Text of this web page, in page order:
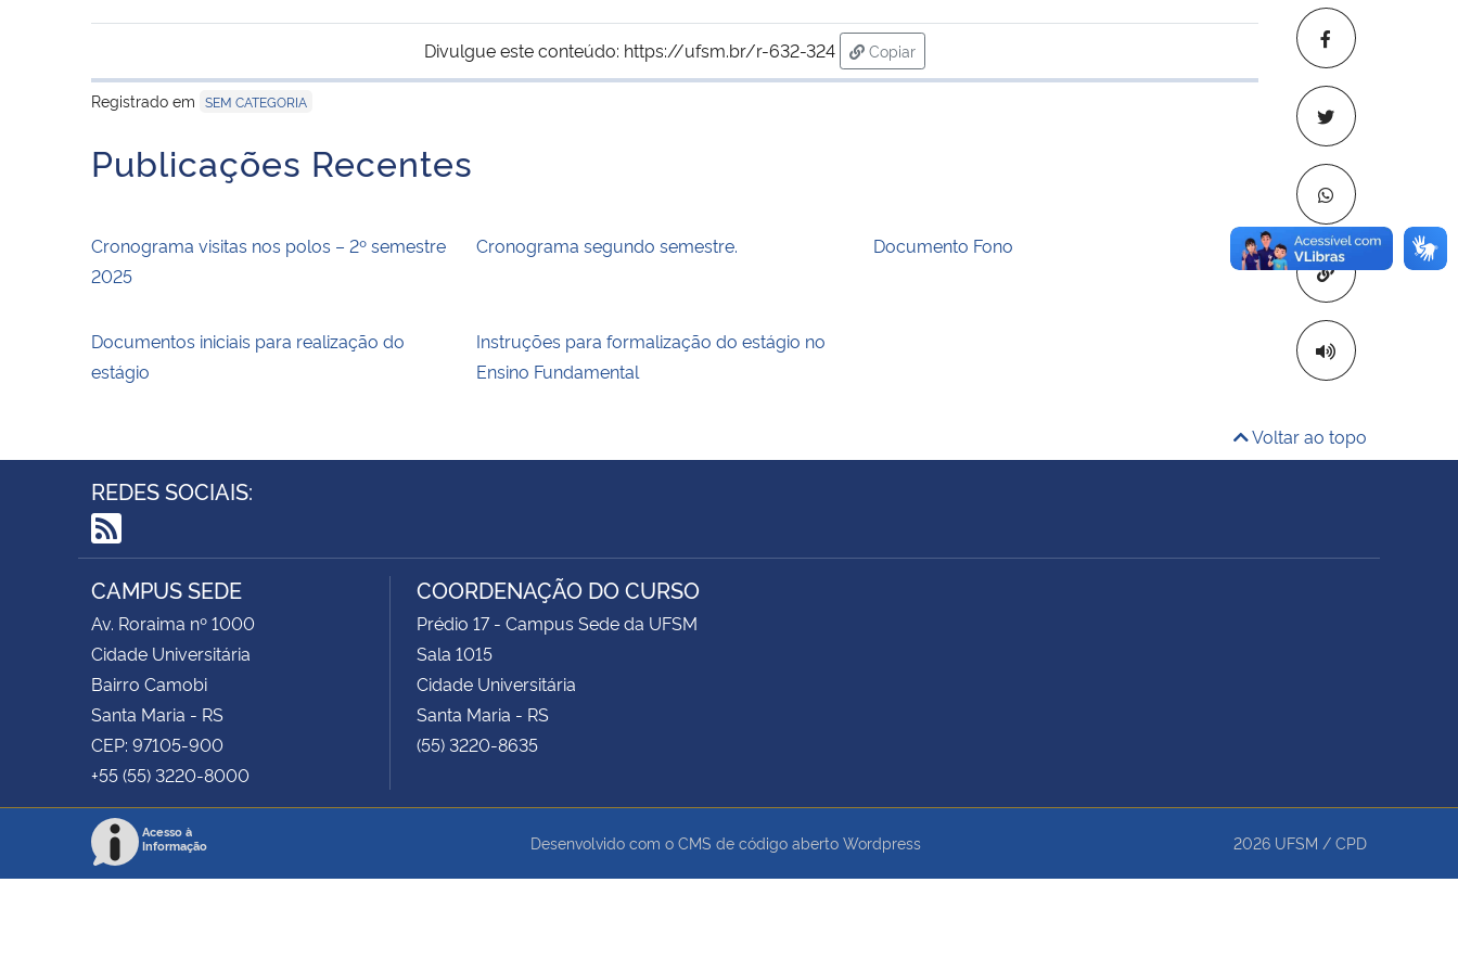
Copiar para
Divulgue este conteúdo: https://ufsm.br/r-632-324
Copiar
para área de transferência
Registrado em SEM CATEGORIA
Publicações Recentes
Cronograma visitas nos polos – 2º semestre
2025
Cronograma segundo semestre. Documento Fono
Documentos iniciais para realização do
estágio
Instruções para formalização do estágio no
Ensino Fundamental
Voltar ao topo
REDES SOCIAIS:
RSS
CAMPUS SEDE
Av. Roraima nº 1000
Cidade Universitária
Bairro Camobi
Santa Maria - RS
CEP: 97105-900
+55 (55) 3220-8000
COORDENAÇÃO DO CURSO
Prédio 17 - Campus Sede da UFSM
Sala 1015
Cidade Universitária
Santa Maria - RS
(55) 3220-8635
Acesso à
Informação
Desenvolvido com o CMS de código aberto Wordpress 2026 UFSM / CPD